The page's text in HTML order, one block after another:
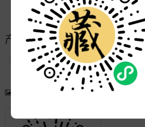
更新:
2021-05-14 17:50:40
产品简介